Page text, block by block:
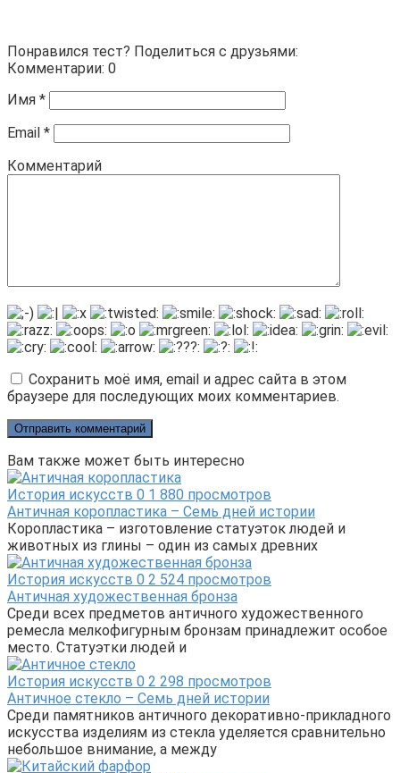
Понравился тест? Поделиться с друзьями:
Комментарии: 0
Имя *
Email *
Комментарий
Сохранить моё имя, email и адрес сайта в этом
браузере для последующих моих комментариев.
Вам также может быть интересно
История искусств 0 1 880 просмотров
Античная коропластика – Семь дней истории
Коропластика – изготовление статуэток людей и
животных из глины – один из самых древних
История искусств 0 2 524 просмотров
Античная художественная бронза
Среди всех предметов античного художественного
ремесла мелкофигурным бронзам принадлежит особое
место. Статуэтки людей и
История искусств 0 2 298 просмотров
Античное стекло – Семь дней истории
Среди памятников античного декоративно-прикладного
искусства изделиям из стекла уделяется сравнительно
небольшое внимание, а между